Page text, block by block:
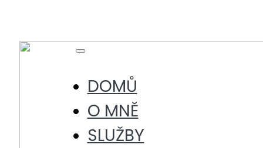
content
Toggle
DOMŮ
O MNĚ
SLUŽBY